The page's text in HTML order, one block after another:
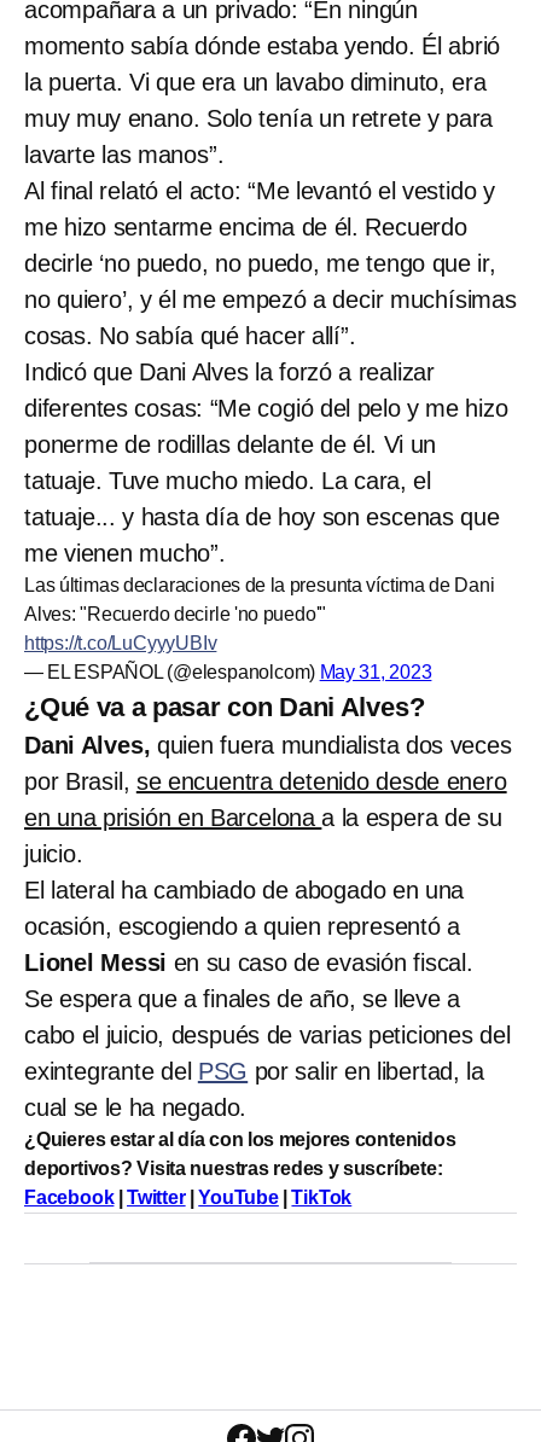
acompañara a un privado: “En ningún
momento sabía dónde estaba yendo. Él abrió
la puerta. Vi que era un lavabo diminuto, era
muy muy enano. Solo tenía un retrete y para
lavarte las manos”.
Al final relató el acto: “Me levantó el vestido y
me hizo sentarme encima de él. Recuerdo
decirle ‘no puedo, no puedo, me tengo que ir,
no quiero’, y él me empezó a decir muchísimas
cosas. No sabía qué hacer allí”.
Indicó que Dani Alves la forzó a realizar
diferentes cosas: “Me cogió del pelo y me hizo
ponerme de rodillas delante de él. Vi un
tatuaje. Tuve mucho miedo. La cara, el
tatuaje... y hasta día de hoy son escenas que
me vienen mucho”.
Las últimas declaraciones de la presunta víctima de Dani
Alves: "Recuerdo decirle 'no puedo'"
https://t.co/LuCyyyUBIv
— EL ESPAÑOL (@elespanolcom) May 31, 2023
¿Qué va a pasar con Dani Alves?
Dani Alves, quien fuera mundialista dos veces
por Brasil, se encuentra detenido desde enero
en una prisión en Barcelonaa la espera de su
juicio.
El lateral ha cambiado de abogado en una
ocasión, escogiendo a quien representó a
Lionel Messi en su caso de evasión fiscal.
Se espera que a finales de año, se lleve a
cabo el juicio, después de varias peticiones del
exintegrante del PSG por salir en libertad, la
cual se le ha negado.
¿Quieres estar al día con los mejores contenidos
deportivos? Visita nuestras redes y suscríbete:
Facebook|Twitter| YouTube|TikTok